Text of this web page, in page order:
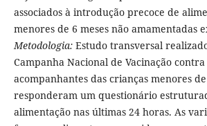
associados à introdução precoce de
menores de 6 meses não amamentadas
Metodologia:Estudo transversal
Campanha Nacional de Vacinação
acompanhantes das crianças menores
responderam um questionário
alimentação nas últimas 24 horas. As